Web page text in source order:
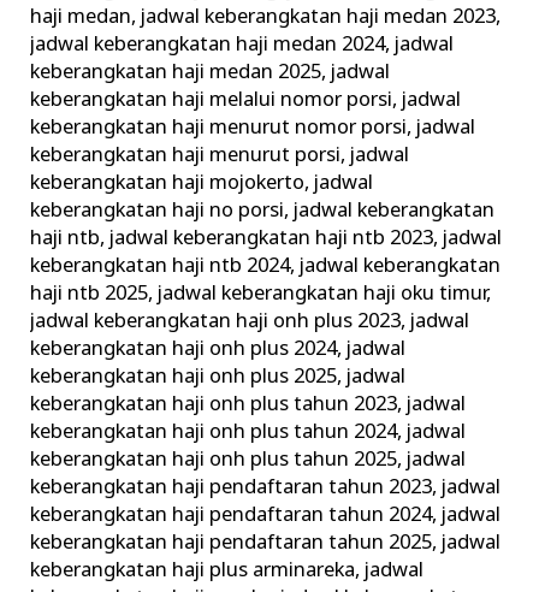
haji medan, jadwal keberangkatan haji medan 2023,
jadwal keberangkatan haji medan 2024, jadwal
keberangkatan haji medan 2025, jadwal
keberangkatan haji melalui nomor porsi, jadwal
keberangkatan haji menurut nomor porsi, jadwal
keberangkatan haji menurut porsi, jadwal
keberangkatan haji mojokerto, jadwal
keberangkatan haji no porsi, jadwal keberangkatan
haji ntb, jadwal keberangkatan haji ntb 2023, jadwal
keberangkatan haji ntb 2024, jadwal keberangkatan
haji ntb 2025, jadwal keberangkatan haji oku timur,
jadwal keberangkatan haji onh plus 2023, jadwal
keberangkatan haji onh plus 2024, jadwal
keberangkatan haji onh plus 2025, jadwal
keberangkatan haji onh plus tahun 2023, jadwal
keberangkatan haji onh plus tahun 2024, jadwal
keberangkatan haji onh plus tahun 2025, jadwal
keberangkatan haji pendaftaran tahun 2023, jadwal
keberangkatan haji pendaftaran tahun 2024, jadwal
keberangkatan haji pendaftaran tahun 2025, jadwal
keberangkatan haji plus arminareka, jadwal